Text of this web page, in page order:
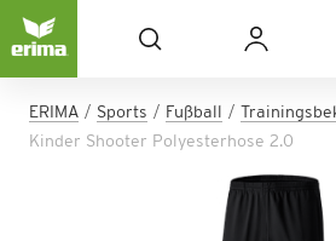
ERIMA Sports Fußball
Kinder Shooter Polyesterhose 2.0